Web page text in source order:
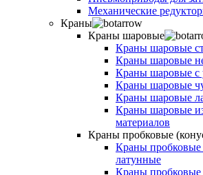
Механические
Краны
Краны шаровые
Краны шаровые
Краны шаровые
Краны шаровые с
Краны шаровые
Краны шаровые
Краны шаровые
материалов
Краны пробковые
Краны пробковые
латунные
Краны пробковые